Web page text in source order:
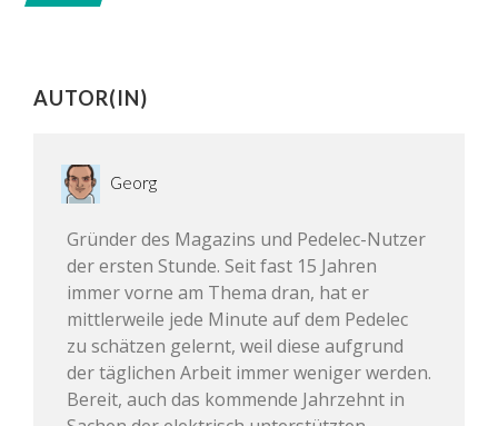
AUTOR(IN)
Georg
Gründer des Magazins und Pedelec-Nutzer
der ersten Stunde. Seit fast 15 Jahren
immer vorne am Thema dran, hat er
mittlerweile jede Minute auf dem Pedelec
zu schätzen gelernt, weil diese aufgrund
der täglichen Arbeit immer weniger werden.
Bereit, auch das kommende Jahrzehnt in